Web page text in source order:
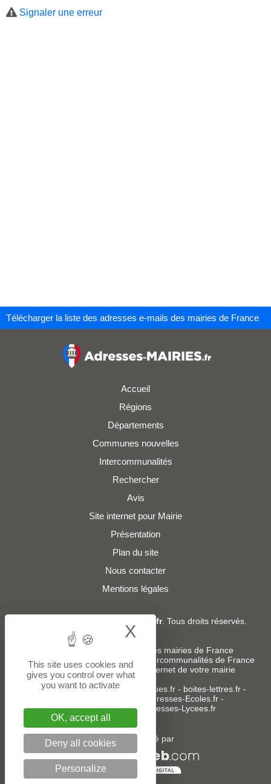
Signaler une erreur
Télécharger la liste des adresses e-mails des mairies de France
Accueil
Régions
Départements
Communes nouvelles
Intercommunalités
Rechercher
Avis
Site internet pour Mairie
Présentation
Plan du site
Nous contacter
Mentions légales
Adresses-Mairies.fr. Tous droits réservés.
Services :
Liste des adresses e-mails des mairies de France
Liste des adresses e-mails des intercommunalités de France
-Création ou refonte du site internet de votre mairie
Sites partenaires:donneespubliques.fr- boites-lettres.fr-
Adresses-Ecoles.fr -
Adresses-Colleges.fr- Adresses-Lycees.fr
Un service édité par
This site uses cookies and
gives you control over what
you want to activate
OK, accept all
Deny all cookies
Personalize
X